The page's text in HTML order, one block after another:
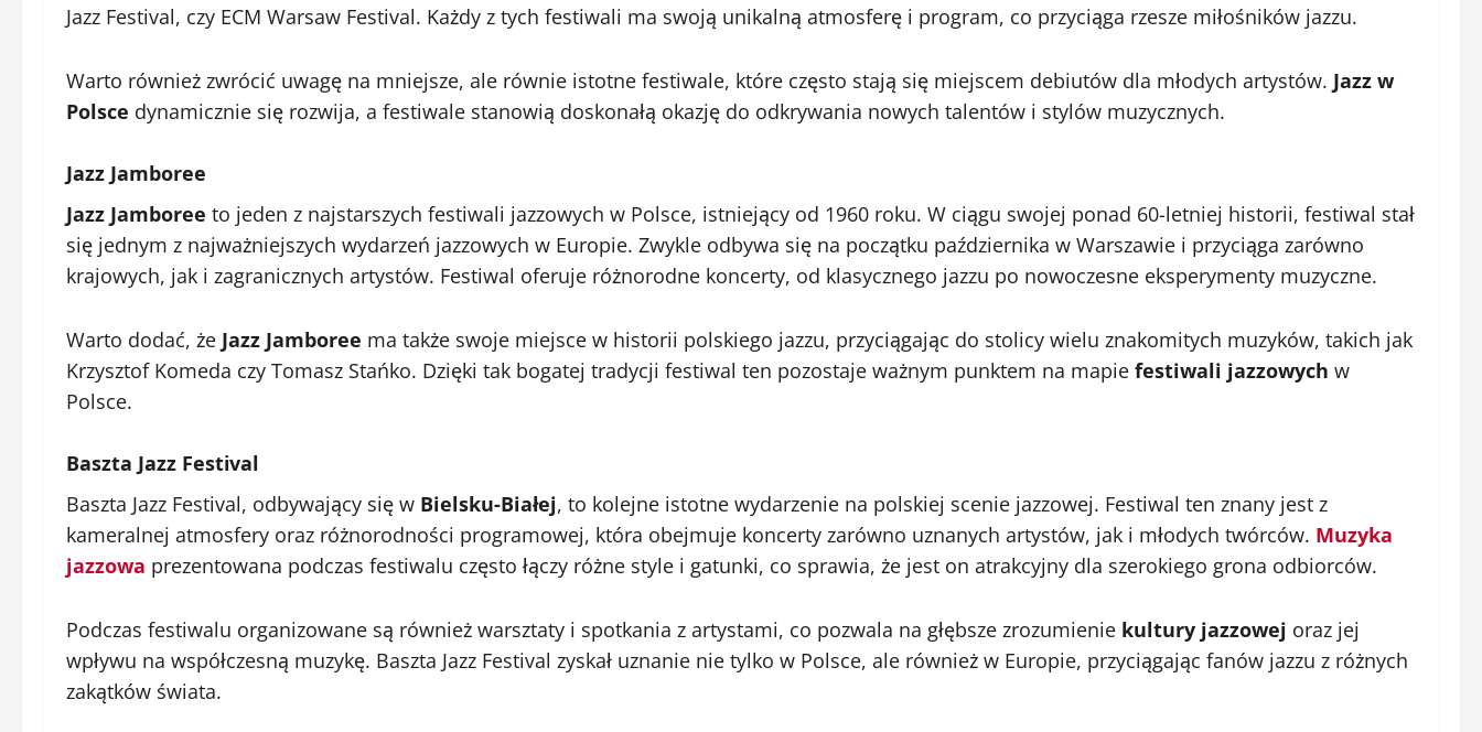
Jazz Festival, czy ECM Warsaw Festival. Każdy z tych festiwali ma swoją unikalną atmosferę i program, co przyciąga rzesze miłośników jazzu.
Warto również zwrócić uwagę na mniejsze, ale równie istotne festiwale, które często stają się miejscem debiutów dla młodych artystów. Jazz w
Polsce dynamicznie się rozwija, a festiwale stanowią doskonałą okazję do odkrywania nowych talentów i stylów muzycznych.
Jazz Jamboree
Jazz Jamboree to jeden z najstarszych festiwali jazzowych w Polsce, istniejący od 1960 roku. W ciągu swojej ponad 60-letniej historii, festiwal stał
się jednym z najważniejszych wydarzeń jazzowych w Europie. Zwykle odbywa się na początku października w Warszawie i przyciąga zarówno
krajowych, jak i zagranicznych artystów. Festiwal oferuje różnorodne koncerty, od klasycznego jazzu po nowoczesne eksperymenty muzyczne.
Warto dodać, że Jazz Jamboree ma także swoje miejsce w historii polskiego jazzu, przyciągając do stolicy wielu znakomitych muzyków, takich jak
Krzysztof Komeda czy Tomasz Stańko. Dzięki tak bogatej tradycji festiwal ten pozostaje ważnym punktem na mapie festiwali jazzowych w
Polsce.
Baszta Jazz Festival
Baszta Jazz Festival, odbywający się w Bielsku-Białej, to kolejne istotne wydarzenie na polskiej scenie jazzowej. Festiwal ten znany jest z
kameralnej atmosfery oraz różnorodności programowej, która obejmuje koncerty zarówno uznanych artystów, jak i młodych twórców. Muzyka
jazzowa prezentowana podczas festiwalu często łączy różne style i gatunki, co sprawia, że jest on atrakcyjny dla szerokiego grona odbiorców.
Podczas festiwalu organizowane są również warsztaty i spotkania z artystami, co pozwala na głębsze zrozumienie kultury jazzowej oraz jej
wpływu na współczesną muzykę. Baszta Jazz Festival zyskał uznanie nie tylko w Polsce, ale również w Europie, przyciągając fanów jazzu z różnych
zakątków świata.